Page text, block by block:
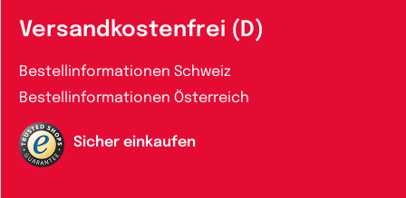
Versandkostenfrei (D)
Bestellinformationen Schweiz
Bestellinformationen Österreich
Sicher einkaufen